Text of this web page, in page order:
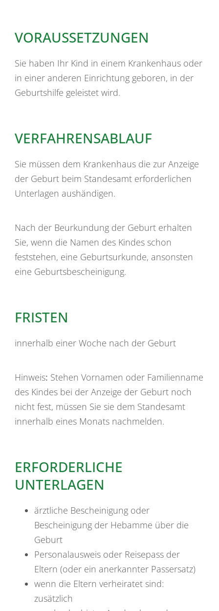
VORAUSSETZUNGEN
Sie haben Ihr Kind in einem Krankenhaus oder
in einer anderen Einrichtung geboren, in der
Geburtshilfe geleistet wird.
VERFAHRENSABLAUF
Sie müssen dem Krankenhaus die zur Anzeige
der Geburt beim Standesamt erforderlichen
Unterlagen aushändigen.
Nach der Beurkundung der Geburt erhalten
Sie, wenn die Namen des Kindes schon
feststehen, eine Geburtsurkunde, ansonsten
eine Geburtsbescheinigung.
FRISTEN
innerhalb einer Woche nach der Geburt
Hinweis: Stehen Vornamen oder Familienname
des Kindes bei der Anzeige der Geburt noch
nicht fest, müssen Sie sie dem Standesamt
innerhalb eines Monats nachmelden.
ERFORDERLICHE
UNTERLAGEN
ärztliche Bescheinigung oder
Bescheinigung der Hebamme über die
Geburt
Personalausweis oder Reisepass der
Eltern (oder ein anerkannter Passersatz)
wenn die Eltern verheiratet sind:
zusätzlich